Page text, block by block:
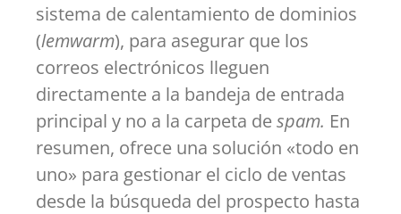
sistema de calentamiento de dominios
(lemwarm), para asegurar que los
correos electrónicos lleguen
directamente a la bandeja de entrada
principal y no a la carpeta despam. En
resumen, ofrece una solución «todo en
uno» para gestionar el ciclo de ventas
desde la búsqueda del prospecto hasta